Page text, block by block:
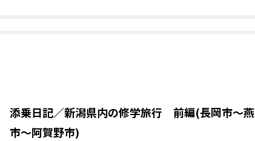
添乗日記／新潟県内の修学旅行 前編(長岡市～燕
市～阿賀野市)